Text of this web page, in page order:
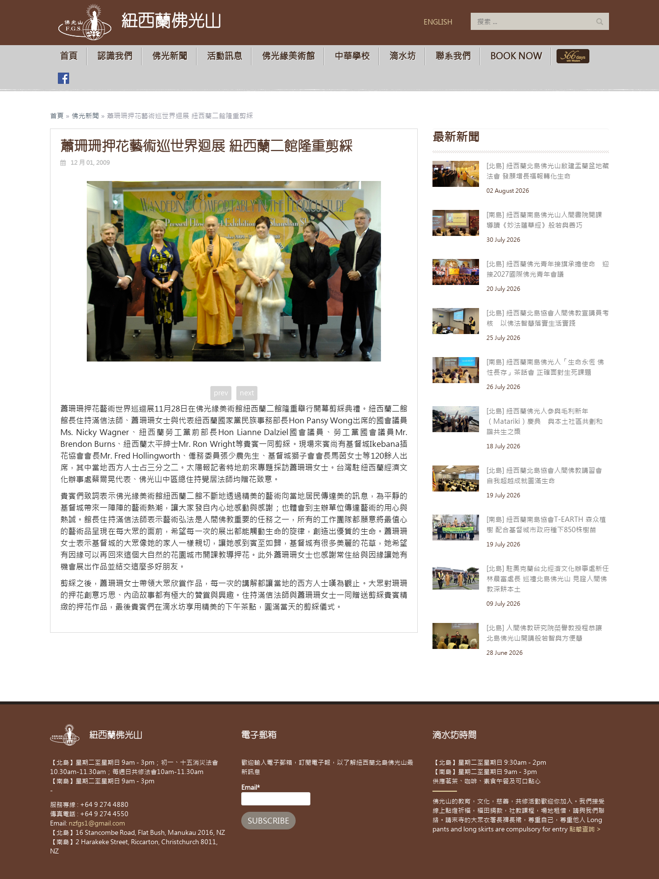
紐西蘭佛光山 ENGLISH
首頁 認識我們 佛光新聞 活動訊息 佛光緣美術館 中華學校 滴水坊 聯系我們 BOOK NOW
首頁 » 佛光新聞 » 蕭珊珊押花藝術巡世界迴展 紐西蘭二館隆重剪綵
蕭珊珊押花藝術巡世界迴展 紐西蘭二館隆重剪綵
12 月 01, 2009
prev next
蕭珊珊押花藝術世界巡迴展11月28日在佛光緣美術館紐西蘭二館隆重舉行開幕剪綵典禮。紐西蘭二館
館長住持滿信法師、蕭珊珊女士與代表紐西蘭國家黨民族事務部長Hon Pansy Wong出席的國會議員
Ms. Nicky Wagner、紐西蘭勞工黨前部長Hon Lianne Dalziel國會議員、勞工黨國會議員Mr.
Brendon Burns、紐西蘭太平紳士Mr. Ron Wright等貴賓一同剪綵。現場來賓尚有基督城Ikebana插
花協會會長Mr. Fred Hollingworth、僑務委員張少農先生、基督城獅子會會長馬茵女士等120餘人出
席，其中當地西方人士占三分之二。太陽報記者特地前來專題採訪蕭珊珊女士。台灣駐紐西蘭經濟文
化辦事處蔡爾晃代表、佛光山中區總住持覺居法師均贈花致意。
貴賓們致詞表示佛光緣美術館紐西蘭二館不斷地透過精美的藝術向當地居民傳達美的訊息，為平靜的
基督城帶來一陣陣的藝術熱潮，讓大家發自內心地感動與感謝；也體會到主辦單位傳達藝術的用心與
熱誠。館長住持滿信法師表示藝術弘法是人間佛教重要的任務之一，所有的工作團隊都願意將最值心
的藝術品呈現在每大眾的面前，希望每一次的展出都能觸動生命的旋律，創造出優質的生命。蕭珊珊
女士表示基督城的大眾像她的家人一樣親切，讓她感到賓至如歸，基督城有很多美麗的花草，她希望
有因緣可以再回來這個大自然的花園城市開課教導押花。此外蕭珊珊女士也感謝常住給與因緣讓她有
機會展出作品並結交這麼多好朋友。
剪綵之後，蕭珊珊女士帶領大眾欣賞作品，每一次的講解都讓當地的西方人士嘆為觀止。大眾對珊珊
的押花創意巧思、內函故事都有極大的贊賞與興趣。住持滿信法師與蕭珊珊女士一同贈送剪綵貴賓精
緻的押花作品，最後貴賓們在滴水坊享用精美的下午茶點，圓滿當天的剪綵儀式。
最新新聞
[北島] 紐西蘭北島佛光山啟建盂蘭盆地藏
法會 發願增長福報轉化生命
02 August 2026
[南島] 紐西蘭南島佛光山人間書院開課
導讀《妙法蓮華經》般若與善巧
30 July 2026
[北島] 紐西蘭佛光青年接旗承擔使命 迎
接2027國際佛光青年會議
20 July 2026
[北島] 紐西蘭北島協會人間佛教宣講員考
核 以佛法智慧落實生活實踐
25 July 2026
[南島] 紐西蘭南島佛光人「生命永恆 佛
性長存」茶話會 正確面對生死課題
26 July 2026
[北島] 紐西蘭佛光人參與毛利新年
（Matariki）慶典 與本土社區共劃和
諧共生之槳
18 July 2026
[北島] 紐西蘭北島協會人間佛教講習會
自我超越成就圓滿生命
19 July 2026
[南島] 紐西蘭南島協會T-EARTH 森众植
樹 配合基督城市政府種下850株樹苗
19 July 2026
[北島] 駐奧克蘭台北經濟文化辦事處新任
林晨富處長 巡禮北島佛光山 見證人間佛
教深耕本土
09 July 2026
[北島] 人間佛教研究院榮譽教授程恭讓
北島佛光山開講般若智與方便慧
28 June 2026
紐西蘭佛光山
【北島】星期二至星期日 9am - 3pm；初一、十五消災法會
10.30am-11.30am；每週日共修法會10am-11.30am
【南島】星期二至星期日 9am - 3pm
-
服務專線 : +64 9 274 4880
傳真電話 : +64 9 274 4550
Email: nzfgs1@gmail.com
【北島】16 Stancombe Road, Flat Bush, Manukau 2016, NZ
【南島】2 Harakeke Street, Riccarton, Christchurch 8011,
NZ
電子郵箱
歡迎輸入電子郵箱，訂閱電子報，以了解紐西蘭北島佛光山最
新訊息
Email*
滴水坊時間
【北島】星期二至星期日 9:30am - 2pm
【南島】星期二至星期日 9am - 3pm
供應茗茶、咖啡、素食午餐及可口點心
佛光山的教育，文化，慈善，共修活動歡迎你加入。我們接受
線上點燈祈福，福田捐款，社教課程，場地租借，請與我們聯
絡。請來寺的大眾衣著長褲長裙，尊重自己，尊重他人 Long
pants and long skirts are compulsory for entry 點擊查詢 >